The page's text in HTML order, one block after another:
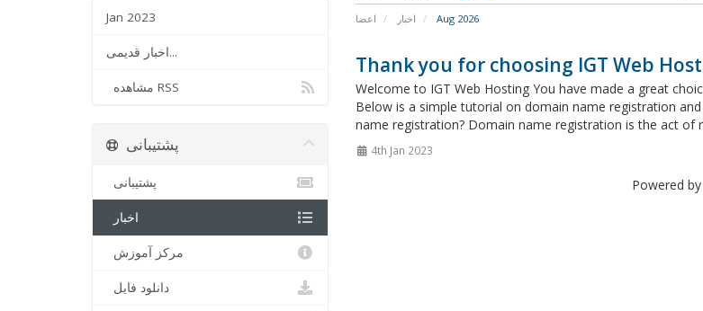
اعضا اخبار Aug 2026
Jan 2023
اخبار قدیمی...
مشاهده RSS
Thank you for choosing IGT Web
Welcome to IGT Web Hosting You have made a great
Below is a simple tutorial on domain name registration
name registration? Domain name registration is the act of
4th Jan 2023
Powered by
پشتیبانی
پشتیبانی
اخبار
مرکز آموزش
دانلود فایل